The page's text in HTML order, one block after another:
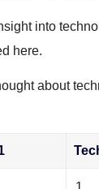
into
here.
about